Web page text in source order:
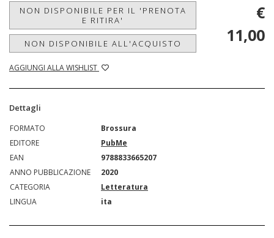
NON DISPONIBILE PER IL 'PRENOTA
E RITIRA'
NON DISPONIBILE ALL'ACQUISTO
AGGIUNGI ALLA WISHLIST
€
11,00
Dettagli
FORMATO
Brossura
EDITORE
PubMe
EAN
9788833665207
ANNO PUBBLICAZIONE
2020
CATEGORIA
Letteratura
LINGUA
ita